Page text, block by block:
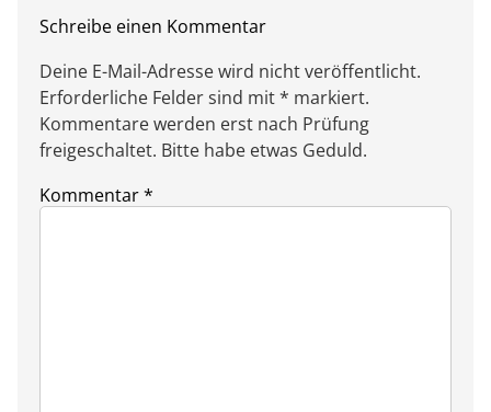
Schreibe einen Kommentar
Deine E-Mail-Adresse wird nicht veröffentlicht.
Erforderliche Felder sind mit * markiert.
Kommentare werden erst nach Prüfung
freigeschaltet. Bitte habe etwas Geduld.
Kommentar*